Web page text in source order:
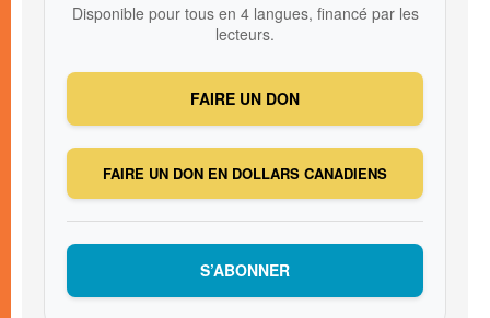
Disponible pour tous en 4 langues, financé par les
lecteurs.
FAIRE UN DON
FAIRE UN DON EN DOLLARS CANADIENS
S’ABONNER